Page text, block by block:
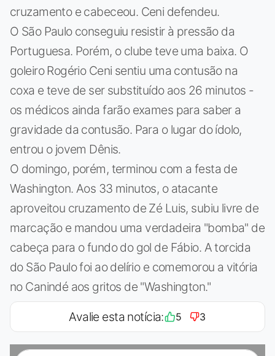
cruzamento e cabeceou. Ceni defendeu.
O São Paulo conseguiu resistir à pressão da
Portuguesa. Porém, o clube teve uma baixa. O
goleiro Rogério Ceni sentiu uma contusão na
coxa e teve de ser substituído aos 26 minutos -
os médicos ainda farão exames para saber a
gravidade da contusão. Para o lugar do ídolo,
entrou o jovem Dênis.
O domingo, porém, terminou com a festa de
Washington. Aos 33 minutos, o atacante
aproveitou cruzamento de Zé Luis, subiu livre de
marcação e mandou uma verdadeira "bomba" de
cabeça para o fundo do gol de Fábio. A torcida
do São Paulo foi ao delírio e comemorou a vitória
no Canindé aos gritos de "Washington."
Avalie esta notícia: 5 3